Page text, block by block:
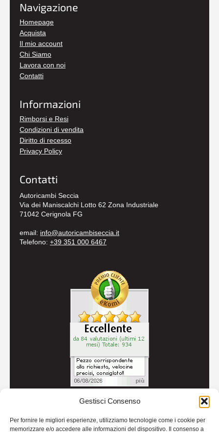
Gestisci Consenso
Per fornire le migliori esperienze, utilizziamo tecnologie come i cookie per
memorizzare e/o accedere alle informazioni del dispositivo. Il consenso a
Navigazione
Homepage
Acquista
Il mio account
Chi Siamo
Lavora con noi
Contatti
Informazioni
Rimborsi e Resi
Condizioni di vendita
Diritto di recesso
Privacy Policy
Contatti
Autoricambi Seccia
Via dei Maniscalchi Lotto 62 Zona Industriale
71042 Cerignola FG
email: info@autoricambiseccia.it
Telefono: +39 351 000 6467
Credits